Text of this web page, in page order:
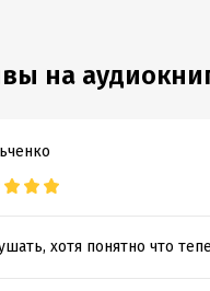
на
хотя понятно что